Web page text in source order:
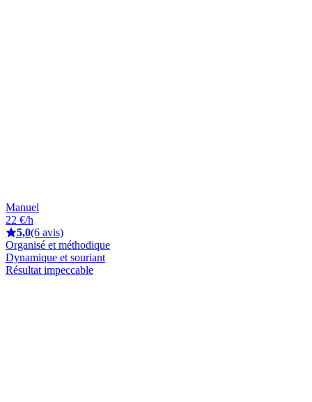
Manuel
22 €/h
5,0(6 avis)
Organisé et méthodique
Dynamique et souriant
Résultat impeccable